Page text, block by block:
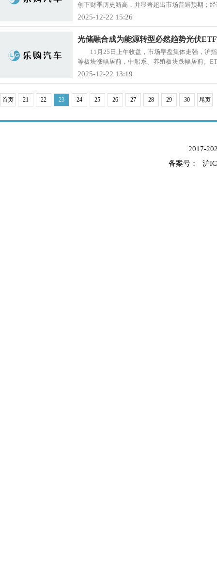
创下财季历史新高，并显著超出市场普遍预期；
2025-12-22 15:26
光储融合成为能源转型必然趋势光伏
11月25日上午收盘，市场早盘集体走强，沪
等板块涨幅居前，中船系、养殖板块跌幅居前。
2025-12-22 13:19
首页 21 22 23 24 25 26 27 28 29 30 尾页
2017-
备案号：
沪